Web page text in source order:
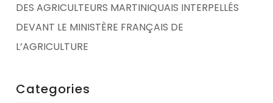
DES AGRICULTEURS MARTINIQUAIS INTERPELLÉS
DEVANT LE MINISTÈRE FRANÇAIS DE
L’AGRICULTURE
Categories